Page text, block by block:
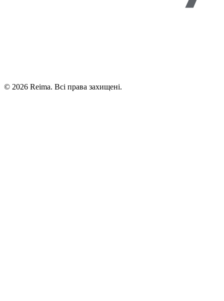
© 2026 Reima. Всі права захищені.